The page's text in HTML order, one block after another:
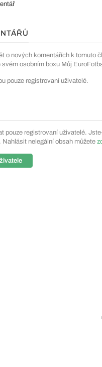
o nových komentářích k tomuto
svém osobním boxu Můj
pouze registrovaní uživatelé.
pouze registrovaní uživatelé.
Nahlásit nelegální obsah můžete